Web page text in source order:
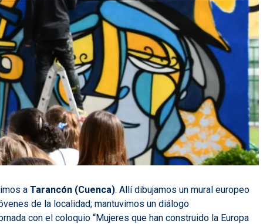
a Tarancón (Cuenca). Allí dibujamos un mural europeo
de la localidad; mantuvimos un diálogo
con el coloquio “Mujeres que han construido la Europa